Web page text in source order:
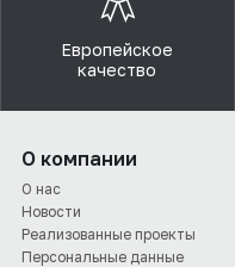
Европейское
качество
О компании
О нас
Новости
Реализованные проекты
Персональные данные